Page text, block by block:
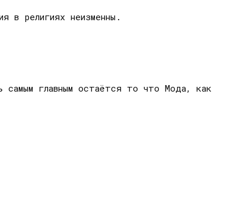
в религиях неизменны.
самым главным остаётся то что Мода, как